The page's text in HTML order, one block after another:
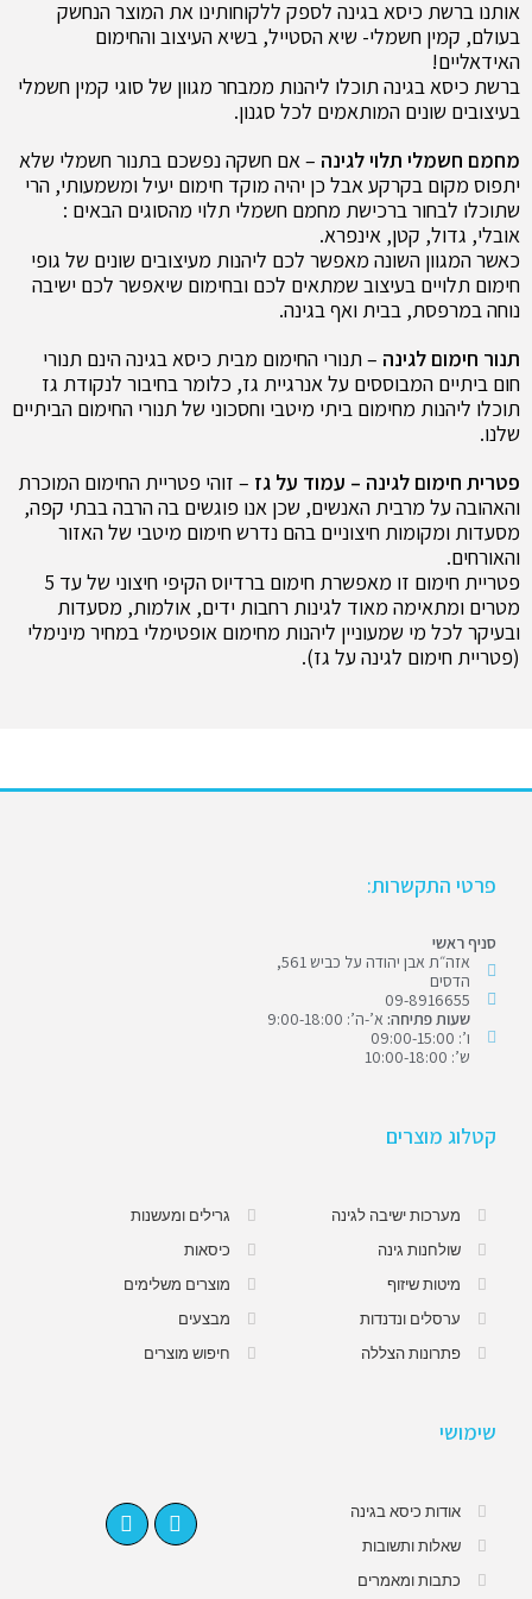
אותנו ברשת כיסא בגינה לספק ללקוחותינו את המוצר הנחשק
בעולם, קמין חשמלי- שיא הסטייל, בשיא העיצוב והחימום
האידאליים!
ברשת כיסא בגינה תוכלו ליהנות ממבחר מגוון של סוגי קמין חשמלי
בעיצובים שונים המותאמים לכל סגנון.
מחמם חשמלי תלוי לגינה – אם חשקה נפשכם בתנור חשמלי שלא
יתפוס מקום בקרקע אבל כן יהיה מוקד חימום יעיל ומשמעותי, הרי
שתוכלו לבחור ברכישת מחמם חשמלי תלוי מהסוגים הבאים :
אובלי, גדול, קטן, אינפרא.
כאשר המגוון השונה מאפשר לכם ליהנות מעיצובים שונים של גופי
חימום תלויים בעיצוב שמתאים לכם ובחימום שיאפשר לכם ישיבה
נוחה במרפסת, בבית ואף בגינה.
תנור חימום לגינה – תנורי החימום מבית כיסא בגינה הינם תנורי
חום ביתיים המבוססים על אנרגיית גז, כלומר בחיבור לנקודת גז
תוכלו ליהנות מחימום ביתי מיטבי וחסכוני של תנורי החימום הביתיים
שלנו.
פטרית חימום לגינה – עמוד על גז – זוהי פטריית החימום המוכרת
והאהובה על מרבית האנשים, שכן אנו פוגשים בה הרבה בבתי קפה,
מסעדות ומקומות חיצוניים בהם נדרש חימום מיטבי של האזור
והאורחים.
פטריית חימום זו מאפשרת חימום ברדיוס הקיפי חיצוני של עד 5
מטרים ומתאימה מאוד לגינות רחבות ידים, אולמות, מסעדות
ובעיקר לכל מי שמעוניין ליהנות מחימום אופטימלי במחיר מינימלי
(פטריית חימום לגינה על גז).
פרטי התקשרות:
סניף ראשי
אזה״ת אבן יהודה על כביש 561,
הדסים
09-8916655
שעות פתיחה: א’-ה’: 9:00-18:00
ו’: 09:00-15:00
ש’: 10:00-18:00
קטלוג מוצרים
מערכות ישיבה לגינה
שולחנות גינה
מיטות שיזוף
ערסלים ונדנדות
פתרונות הצללה
גרילים ומעשנות
כיסאות
מוצרים משלימים
מבצעים
חיפוש מוצרים
שימושי
אודות כיסא בגינה
שאלות ותשובות
כתבות ומאמרים